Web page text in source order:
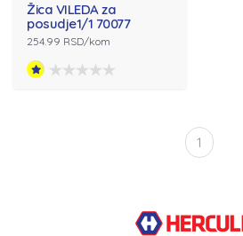
Žica VILEDA za
posudje1/1 70077
254.99 RSD/kom
1